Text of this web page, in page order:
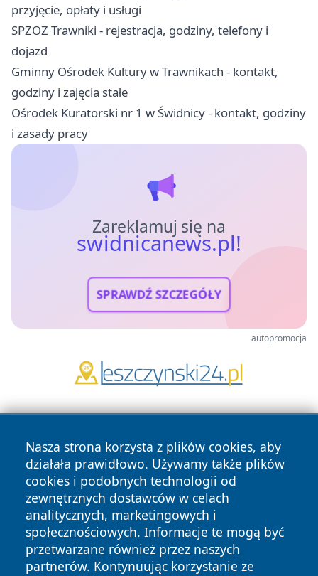
przyjęcie, opłaty i usługi
SPZOZ Trawniki - rejestracja, godziny, telefony i
dojazd
Gminny Ośrodek Kultury w Trawnikach - kontakt,
godziny i zajęcia stałe
Ośrodek Kuratorski nr 1 w Świdnicy - kontakt, godziny
i zasady pracy
Zareklamuj się na
swidnicanews.pl!
SPRAWDŹ SZCZEGÓŁY
autopromocja
Nasza strona korzysta z plików cookies, aby
działała prawidłowo. Używamy także plików
cookies i podobnych technologii od
zewnętrznych dostawców w celach
analitycznych, marketingowych i
społecznościowych. Informacje te mogą być
przetwarzane również przez naszych
partnerów. Kontynuując korzystanie ze
Copyright © 2026 swidnicanews.pl Wszystkie prawa
zastrzeżone.
Polityka
Polityka